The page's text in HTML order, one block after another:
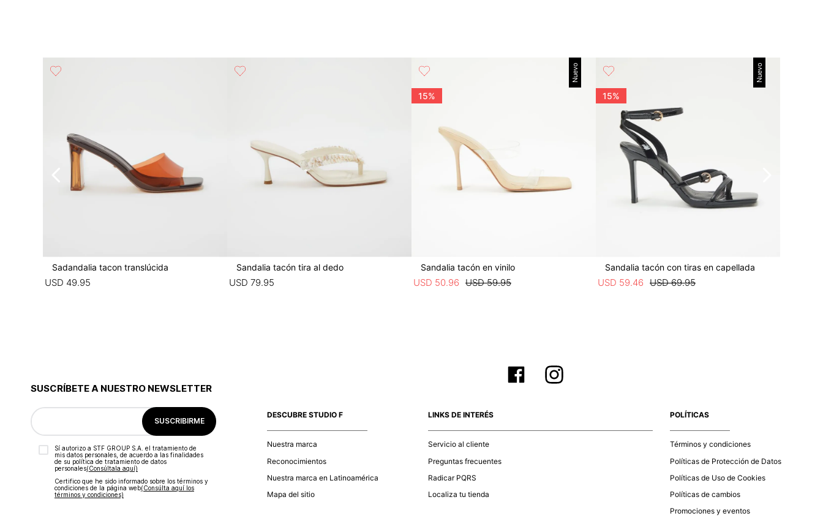
Sadandalia tacon translúcida
USD 49.95
Sandalia tacón tira al dedo
USD 79.95
Nuevo
15%
Sandalia tacón en vinilo
USD 59.95
USD 50.96
Nuevo
15%
Sandalia tacón con tiras en capellada
USD 69.95
USD 59.46
SUSCRÍBETE A NUESTRO NEWSLETTER
SUSCRIBIRME
Sí autorizo a STF GROUP S.A. el tratamiento de
mis datos personales, de acuerdo a las finalidades
de su política de tratamiento de datos
personales‎(Consúltala aquí)
Certifico que he sido informado sobre los términos y
condiciones de la página web‎(Consúlta aquí los
términos y condiciones)
DESCUBRE STUDIO F
Nuestra marca
Reconocimientos
Nuestra marca en Latinoamérica
Mapa del sitio
LINKS DE INTERÉS
Servicio al cliente
Preguntas frecuentes
Radicar PQRS
Localiza tu tienda
POLÍTICAS
Términos y condiciones
Políticas de Protección de Datos
Políticas de Uso de Cookies
Políticas de cambios
Promociones y eventos